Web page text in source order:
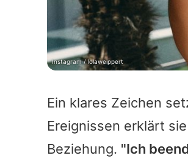
Ein klares Zeichen
Ereignissen erklärt
Beziehung. "Ich
Instagram / lolaweippert